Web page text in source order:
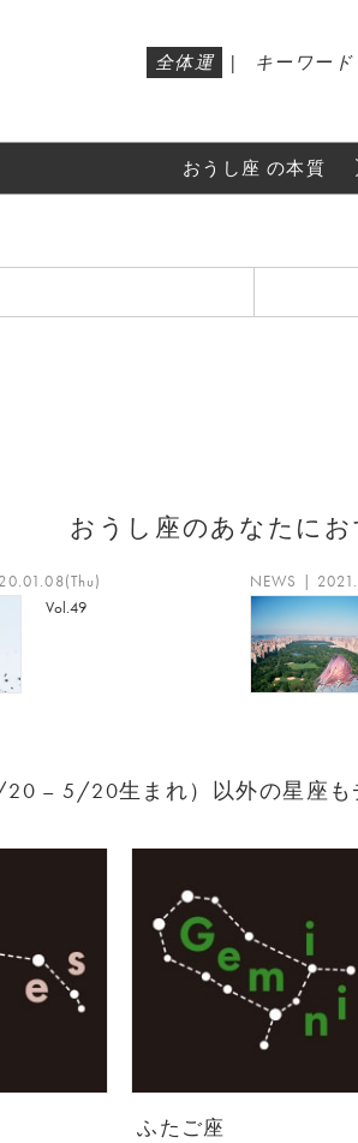
全体運 | キーワード
おうし座 の本質
おうし座のあなたにお
Vol.49
NEWS |
– 5/20生まれ）以外の星座も
ふたご座